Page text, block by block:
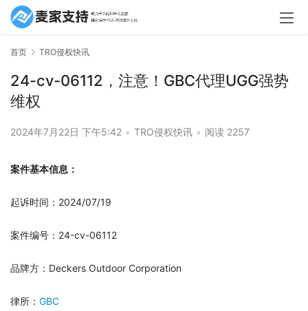
首页 TRO侵权快讯
24-cv-06112，注意！GBC代理UGG强势
维权
2024年7月22日 下午5:42 • TRO侵权快讯 • 阅读 2257
案件基本信息：
起诉时间：2024/07/19
案件编号：24-cv-06112
品牌方：Deckers Outdoor Corporation
律所： GBC